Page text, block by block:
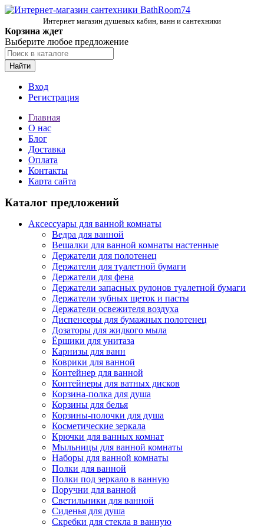
Интернет магазин душевых кабин, ванн и сантехники
Корзина ждет
Выберите любое предложение
Найти
Вход
Регистрация
Главная
О нас
Блог
Доставка
Оплата
Контакты
Карта сайта
Каталог предложений
Аксессуары для ванной комнаты
Ведра для ванной
Вешалки для ванной комнаты настенные
Держатели для полотенец
Держатели для туалетной бумаги
Держатели для фена
Держатели запасных рулонов туалетной бумаги
Держатели зубных щеток и пасты
Держатели освежителя воздуха
Диспенсеры для бумажных полотенец
Дозаторы для жидкого мыла
Ёршики для унитаза
Карнизы для ванн
Коврики для ванной
Контейнер для ванной
Контейнеры для ватных дисков
Корзина-полка для душа
Корзины для белья
Корзины-полочки для душа
Косметические зеркала
Крючки для ванных комнат
Мыльницы для ванной комнаты
Наборы для ванной комнаты
Полки для ванной
Полки под зеркало в ванную
Поручни для ванной
Светильники для ванной
Сиденья для душа
Скребки для стекла в ванную